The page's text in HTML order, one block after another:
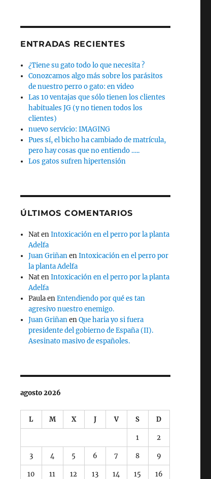
ENTRADAS RECIENTES
¿Tiene su gato todo lo que necesita ?
Conozcamos algo más sobre los parásitos
de nuestro perro o gato: en video
Las 10 ventajas que sólo tienen los clientes
habituales JG (y no tienen todos los
clientes)
nuevo servicio: IMAGING
Pues sí, el bicho ha cambiado de matrícula,
pero hay cosas que no entiendo …..
Los gatos sufren hipertensión
ÚLTIMOS COMENTARIOS
NatenIntoxicación en el perro por la planta
Adelfa
Juan GriñanenIntoxicación en el perro por
la planta Adelfa
NatenIntoxicación en el perro por la planta
Adelfa
PaulaenEntendiendo por qué es tan
agresivo nuestro enemigo.
Juan GriñanenQue haria yo si fuera
presidente del gobierno de España (II).
Asesinato masivo de españoles.
agosto 2026
L M X J V S D
1 2
3 4 5 6 7 8 9
10 11 12 13 14 15 16